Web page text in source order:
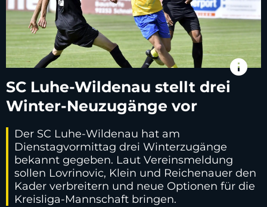
info
SC Luhe-Wildenau stellt drei
Winter-Neuzugänge vor
Der SC Luhe-Wildenau hat am
Dienstagvormittag drei Winterzugänge
bekannt gegeben. Laut Vereinsmeldung
sollen Lovrinovic, Klein und Reichenauer den
Kader verbreitern und neue Optionen für die
Kreisliga-Mannschaft bringen.